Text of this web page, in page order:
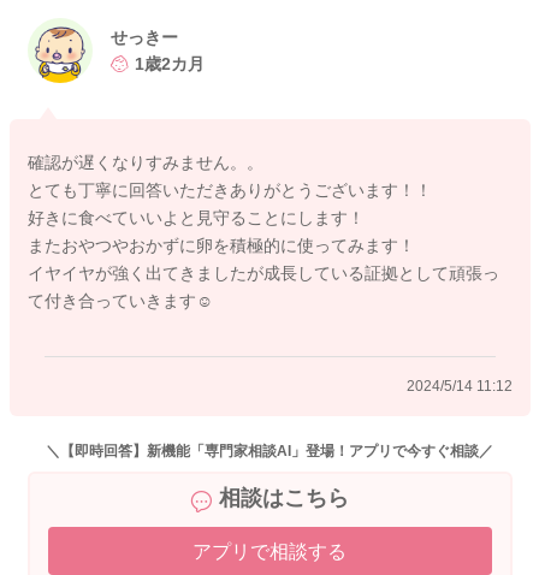
定のものばかり欲しがったり、遊びに夢中で椅子に座らなかっ
たりという行動もこの時期には良く見られます。
この時期は食べさせられる事を極端に嫌う時期でもありますの
で、食事の役割分担を決めて、食事はお子様主導で進めると、
双方にとってストレスフリーになります。
食事のメニューを決めて、食事を作って、お子様の目の前に出
してあげる。ここまでが大人の役割です。
食べるのか食べないのか、何から食べるのか、どのように食べ
手づかみ食べが出来るのであれば、凝視しない程度に見守って
か？」「食べられる？」などと声掛けして、サポートしてあげ
食事を綺麗に食べられなくても大丈夫です。 手づかみで握り
つぶしたり、投げ飛ばしたりという経験も貴重な食体験です
せっきー
1歳2カ月
確認が遅くなりすみません。。
とても丁寧に回答いただきありがとうございます！！
好きに食べていいよと見守ることにします！
またおやつやおかずに卵を積極的に使ってみます！
イヤイヤが強く出てきましたが成長している証拠として頑張っ
て付き合っていきます☺️
2024/5/14 11:12
＼【即時回答】新機能「専門家相談AI」登場！アプリで今すぐ相談／
相談はこちら
アプリで相談する